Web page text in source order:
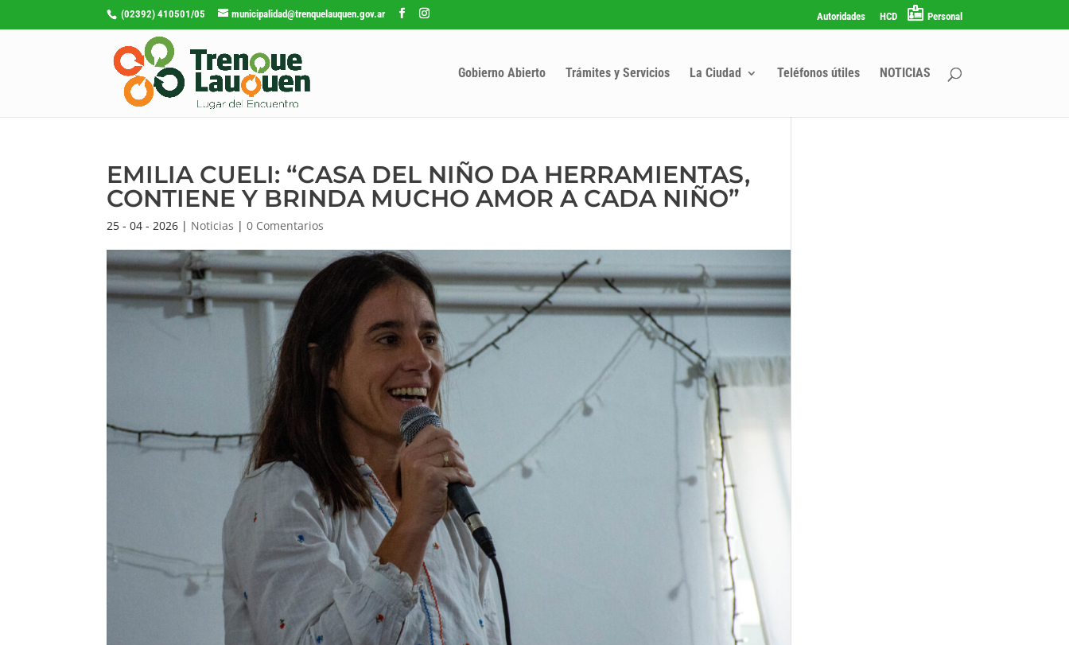
(02392) 410501/05 municipalidad@trenquelauquen.gov.ar Autoridades HCD Personal
Gobierno Abierto Trámites y Servicios La Ciudad Teléfonos útiles NOTICIAS
EMILIA CUELI: “CASA DEL NIÑO DA HERRAMIENTAS,
CONTIENE Y BRINDA MUCHO AMOR A CADA NIÑO”
25 - 04 - 2026 | Noticias |0 Comentarios